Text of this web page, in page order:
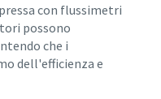
con flussimetri
possono
che i
dell'efficienza e